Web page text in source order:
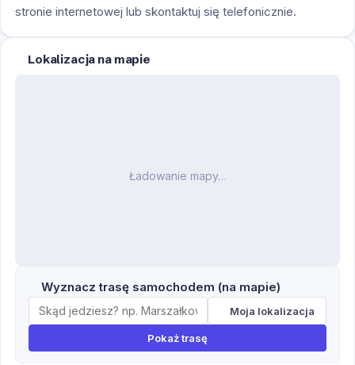
stronie internetowej lub skontaktuj się telefonicznie.
Lokalizacja na mapie
Ładowanie mapy…
Wyznacz trasę samochodem (na mapie)
Moja lokalizacja
Pokaż trasę